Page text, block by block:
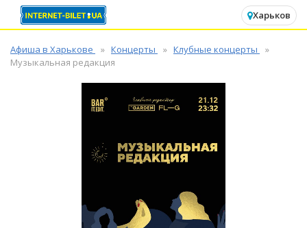
Харьков
Афиша в Харькове Концерты
Клубные концерты
Музыкальная редакция